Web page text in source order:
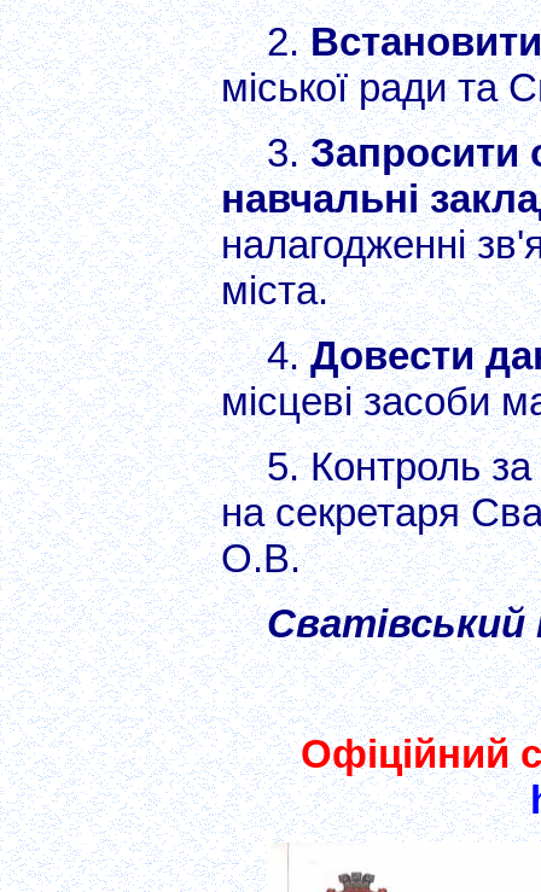
2.
міської ради та
3.Запросити
навчальні
налагодженні
міста.
4.Довести
місцеві засоби
5. Контроль
на секретаря
О.В.
Сватівський
Офіційний